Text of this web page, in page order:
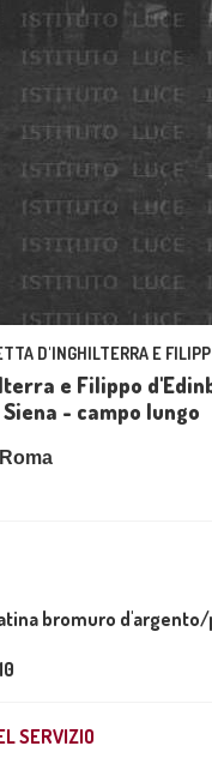
D'INGHILTERRA E
e Filippo
- campo lungo
Roma
bromuro
SERVIZIO